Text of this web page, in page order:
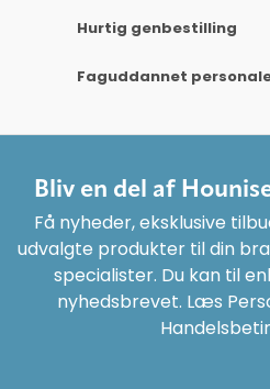
Hurtig genbestilling
Faguddannet
Bliv en del af
Få nyheder, eksklusive
udvalgte produkter til din
specialister. Du kan til
nyhedsbrevet. Læs